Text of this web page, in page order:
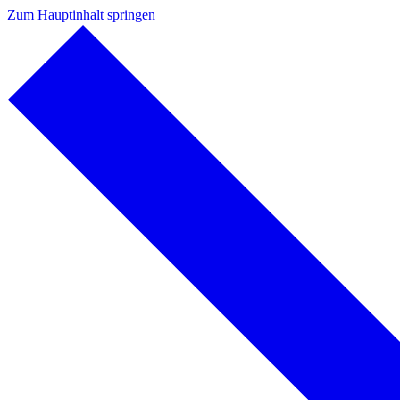
Zum Hauptinhalt springen